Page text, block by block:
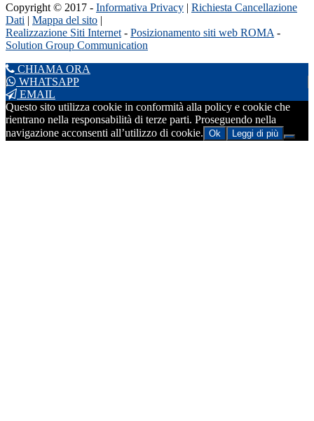
Copyright © 2017 - Informativa Privacy | Richiesta Cancellazione
Dati | Mappa del sito |
Realizzazione Siti Internet - Posizionamento siti web ROMA -
Solution Group Communication
CHIAMA ORA
WHATSAPP
EMAIL
Questo sito utilizza cookie in conformità alla policy e cookie che
rientrano nella responsabilità di terze parti. Proseguendo nella
navigazione acconsenti all’utilizzo di cookie. Ok Leggi di più